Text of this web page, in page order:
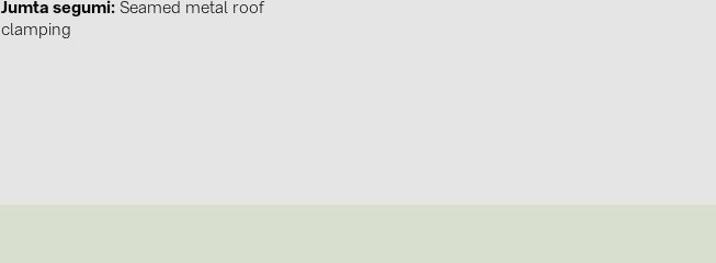
Jumta segumi Seamed metal roof
clamping